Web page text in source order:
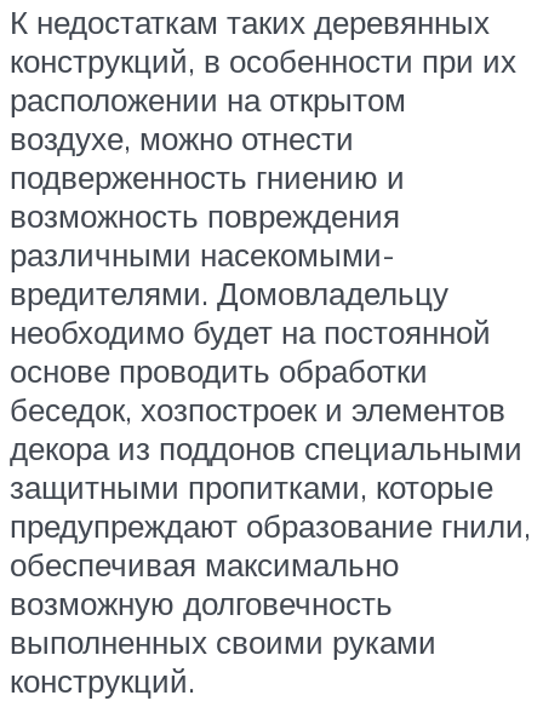
К недостаткам таких деревянных
конструкций, в особенности при их
расположении на открытом
воздухе, можно отнести
подверженность гниению и
возможность повреждения
различными насекомыми-
вредителями. Домовладельцу
необходимо будет на постоянной
основе проводить обработки
беседок, хозпостроек и элементов
декора из поддонов специальными
защитными пропитками, которые
предупреждают образование гнили,
обеспечивая максимально
возможную долговечность
выполненных своими руками
конструкций.